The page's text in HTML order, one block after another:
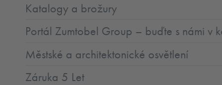
Katalogy a brožury
Portál Zumtobel Group – buďte s námi v
Městské a architektonické osvětlení
Záruka 5 Let